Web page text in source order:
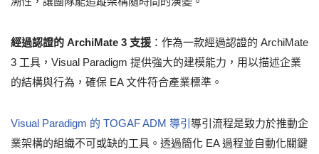
經過認證的 ArchiMate 3 支援 ：作為一款經過認證的 ArchiMate
3 工具，Visual Paradigm 提供強大的建模能力，用以描述企業
的結構與行為，確保 EA 文件符合產業標準。
Visual Paradigm 的 TOGAF ADM 導引 導引流程是致力於推動企
業架構的組織不可或缺的工具。透過簡化 EA 過程並自動化關鍵